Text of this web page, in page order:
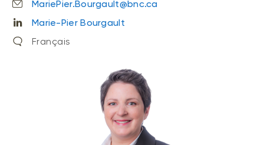
MariePier.Bourgault@bnc.ca
Marie-Pier Bourgault
Français